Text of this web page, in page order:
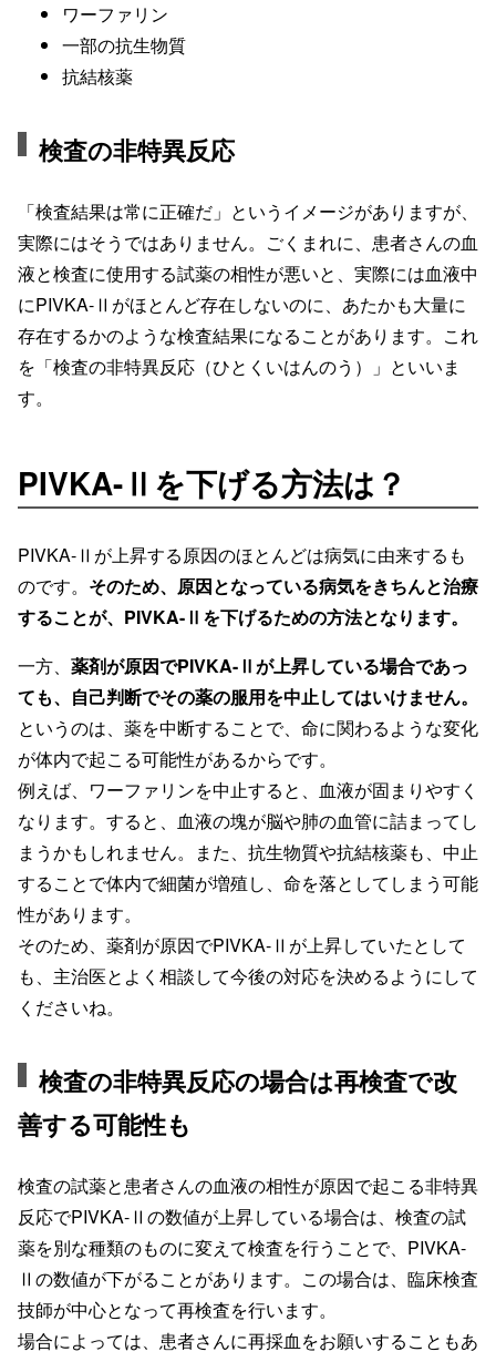
ワーファリン
一部の抗生物質
抗結核薬
検査の非特異反応
「検査結果は常に正確だ」というイメージがありますが、
実際にはそうではありません。ごくまれに、患者さんの血
液と検査に使用する試薬の相性が悪いと、実際には血液中
にPIVKA-Ⅱがほとんど存在しないのに、あたかも大量に
存在するかのような検査結果になることがあります。これ
を「検査の非特異反応（ひとくいはんのう）」といいま
す。
PIVKA-Ⅱを下げる方法は？
PIVKA-Ⅱが上昇する原因のほとんどは病気に由来するも
のです。 そのため、原因となっている病気をきちんと治療
することが、PIVKA-Ⅱを下げるための方法となります。
一方、 薬剤が原因でPIVKA-Ⅱが上昇している場合であっ
ても、自己判断でその薬の服用を中止してはいけません。
というのは、薬を中断することで、命に関わるような変化
が体内で起こる可能性があるからです。
例えば、ワーファリンを中止すると、血液が固まりやすく
なります。すると、血液の塊が脳や肺の血管に詰まってし
まうかもしれません。また、抗生物質や抗結核薬も、中止
することで体内で細菌が増殖し、命を落としてしまう可能
性があります。
そのため、薬剤が原因でPIVKA-Ⅱが上昇していたとして
も、主治医とよく相談して今後の対応を決めるようにして
くださいね。
検査の非特異反応の場合は再検査で改
善する可能性も
検査の試薬と患者さんの血液の相性が原因で起こる非特異
反応でPIVKA-Ⅱの数値が上昇している場合は、検査の試
薬を別な種類のものに変えて検査を行うことで、PIVKA-
Ⅱの数値が下がることがあります。この場合は、臨床検査
技師が中心となって再検査を行います。
場合によっては、患者さんに再採血をお願いすることもあ